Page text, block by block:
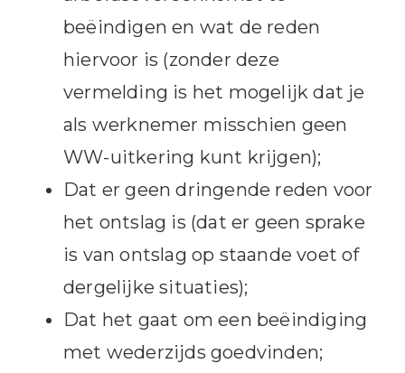
beëindigen en wat de reden
hiervoor is (zonder deze
vermelding is het mogelijk dat je
als werknemer misschien geen
WW-uitkering kunt krijgen);
Dat er geen dringende reden voor
het ontslag is (dat er geen sprake
is van ontslag op staande voet of
dergelijke situaties);
Dat het gaat om een beëindiging
met wederzijds goedvinden;